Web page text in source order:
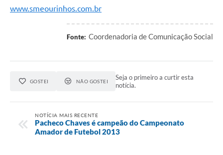
www.smeourinhos.com.br
Fonte: Coordenadoria de Comunicação Social
GOSTEI NÃO GOSTEI
Seja o primeiro a curtir esta
notícia.
NOTÍCIA MAIS RECENTE
Pacheco Chaves é campeão do Campeonato
Amador de Futebol 2013